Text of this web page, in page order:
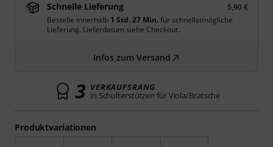
Produktvariationen
Schnelle Lieferung
5,90 €
Bestelle innerhalb 1 Std. 27 Min.für schnellstmögliche
Lieferung. Lieferdatum siehe Checkout.
Infos zum Versand
3 VERKAUFSRANG
in Schulterstützen für Viola/Bratsche